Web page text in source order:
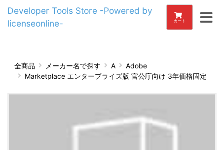
Developer Tools Store -Powered by
licenseonline-
カート
全商品 メーカー名で探す A
Adobe
Marketplace エンタープライズ版 官公庁向け 3年価格固定